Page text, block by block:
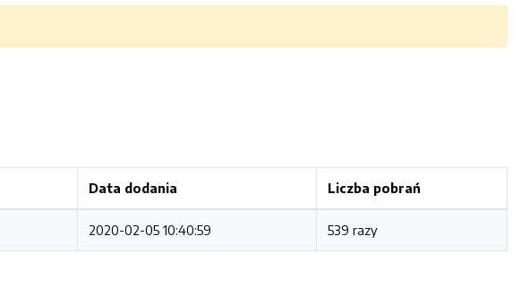
Data dodania Liczba pobrań
2020-02-05 10:40:59 539 razy